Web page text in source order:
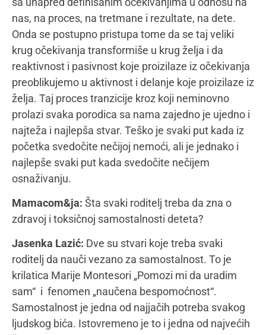
sam“ i fenomen „naučena bespomoćnost“.
Samostalnost je jedna od najjačih potreba svakog
ljudskog bića. Istovremeno je to i jedna od najvećih
želja svakog roditelja za svoje dete, da odraste u
samostalnu osobu. Pa ipak, neretko srećemo
roditelje koji upadaju upravo u taj krug izgovora
„Inače on to sam, ali eto, sada je umoran, nervozan,
žurimo….“. kao roditelji, tu smo da baš kao što je
M.Montesori i formulisala, pomognemo detetu da
uradi samo. Kada jednom vidimo da je dete nešto
uspelo samo, više mu u okviru toga ne pomažemo.
Naš zadatak je onda da obezbedimo dovoljno
vremena, strpljenja i mogućnosti da tu aktivnost ili
veštinu dete sada samostalno uvežbava i
tome, toksična samostalnost se vrti oko
spomenutog fenomena „naučene
besmopomoćnosti“. To znači da ukoliko nastavimo
da umesto deteta obavljamo stvari (obuvamo ga,
jer žurimo, seckamo hranu u restoranu, jer nismo
kod kuće, sklanjamo igračke, jer gosti samo što